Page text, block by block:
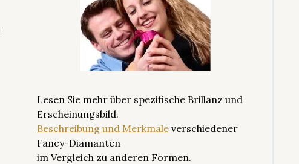
Lesen Sie mehr über spezifische Brillanz und
Erscheinungsbild.
Beschreibung und Merkmale verschiedener
Fancy-Diamanten
im Vergleich zu anderen Formen.